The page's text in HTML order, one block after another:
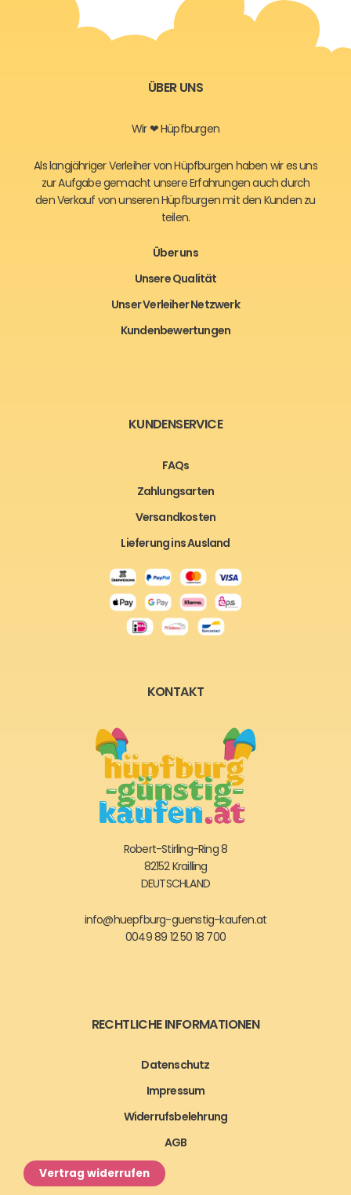
ÜBER UNS
Wir ❤ Hüpfburgen
Als langjähriger Verleiher von Hüpfburgen haben wir es uns
zur Aufgabe gemacht unsere Erfahrungen auch durch
den Verkauf von unseren Hüpfburgen mit den Kunden zu
teilen.
Über uns
Unsere Qualität
Unser Verleiher Netzwerk
Kundenbewertungen
KUNDENSERVICE
FAQs
Zahlungsarten
Versandkosten
Lieferung ins Ausland
KONTAKT
Robert-Stirling-Ring 8
82152 Krailling
DEUTSCHLAND
info@huepfburg-guenstig-kaufen.at
0049 89 12 50 18 700
RECHTLICHE INFORMATIONEN
Datenschutz
Impressum
Widerrufsbelehrung
AGB
Vertrag widerrufen